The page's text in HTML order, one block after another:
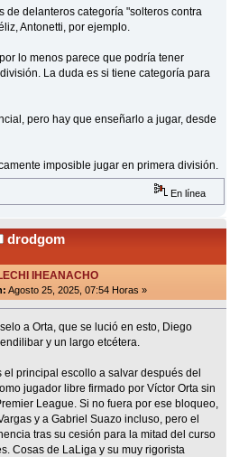
de delanteros categoría "solteros contra
Antonetti, por ejemplo.
lo menos parece que podría tener
La duda es si tiene categoría para
pero hay que enseñarlo a jugar, desde
imposible jugar en primera división.
En línea
drodgom
IHEANACHO
Agosto 25, 2025, 07:54 Horas »
a Orta, que se lució en esto, Diego
y un largo etcétera.
principal escollo a salvar después del
jugador libre firmado por Víctor Orta sin
League. Si no fuera por ese bloqueo,
y a Gabriel Suazo incluso, pero el
tras su cesión para la mitad del curso
Cosas de LaLiga y su muy rigorista